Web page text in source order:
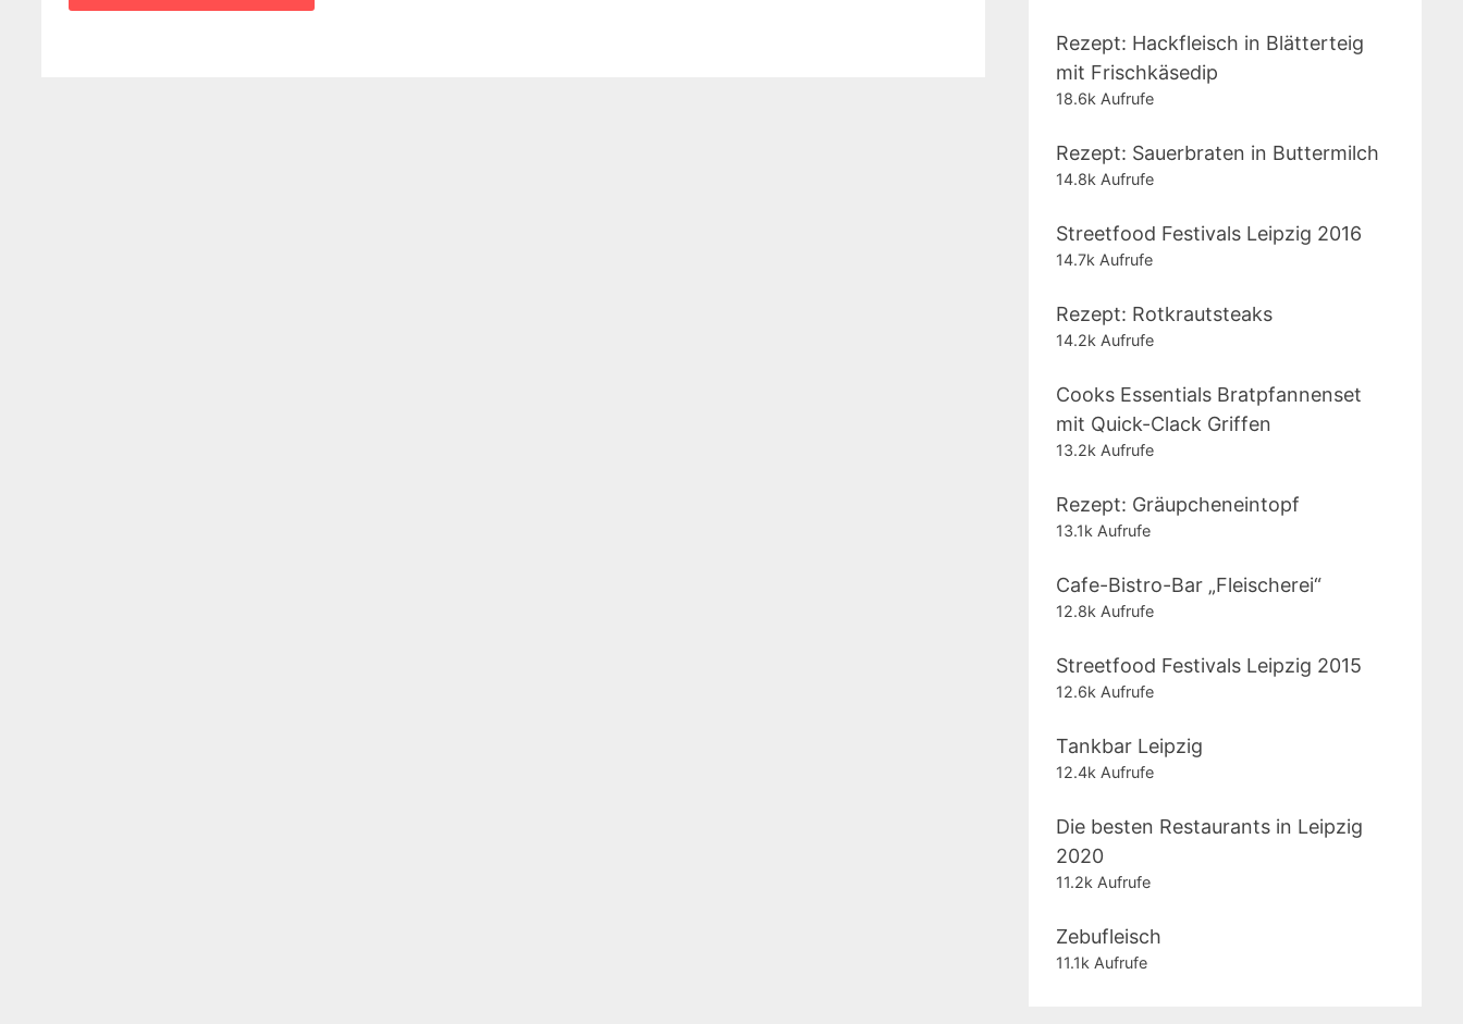
Rezept: Hackfleisch in Blätterteig
mit Frischkäsedip
18.6k Aufrufe
Rezept: Sauerbraten in Buttermilch
14.8k Aufrufe
Streetfood Festivals Leipzig 2016
14.7k Aufrufe
Rezept: Rotkrautsteaks
14.2k Aufrufe
Cooks Essentials Bratpfannenset
mit Quick-Clack Griffen
13.2k Aufrufe
Rezept: Gräupcheneintopf
13.1k Aufrufe
Cafe-Bistro-Bar „Fleischerei“
12.8k Aufrufe
Streetfood Festivals Leipzig 2015
12.6k Aufrufe
Tankbar Leipzig
12.4k Aufrufe
Die besten Restaurants in Leipzig
2020
11.2k Aufrufe
Zebufleisch
11.1k Aufrufe